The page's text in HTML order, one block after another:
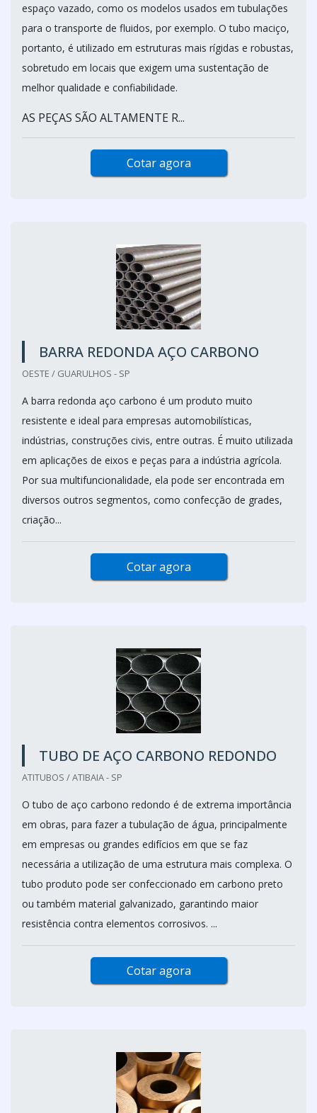
espaço vazado, como os modelos usados em tubulações
para o transporte de fluidos, por exemplo. O tubo maciço,
portanto, é utilizado em estruturas mais rígidas e robustas,
sobretudo em locais que exigem uma sustentação de
melhor qualidade e confiabilidade.
AS PEÇAS SÃO ALTAMENTE R...
Cotar agora
BARRA REDONDA AÇO CARBONO
OESTE / GUARULHOS - SP
A barra redonda aço carbono é um produto muito
resistente e ideal para empresas automobilísticas,
indústrias, construções civis, entre outras. É muito utilizada
em aplicações de eixos e peças para a indústria agrícola.
Por sua multifuncionalidade, ela pode ser encontrada em
diversos outros segmentos, como confecção de grades,
criação...
Cotar agora
TUBO DE AÇO CARBONO REDONDO
ATITUBOS / ATIBAIA - SP
O tubo de aço carbono redondo é de extrema importância
em obras, para fazer a tubulação de água, principalmente
em empresas ou grandes edifícios em que se faz
necessária a utilização de uma estrutura mais complexa. O
tubo produto pode ser confeccionado em carbono preto
ou também material galvanizado, garantindo maior
resistência contra elementos corrosivos. ...
Cotar agora